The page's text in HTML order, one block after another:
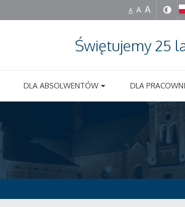
A A A
Świętujemy 25
DLA ABSOLWENTÓW DLA